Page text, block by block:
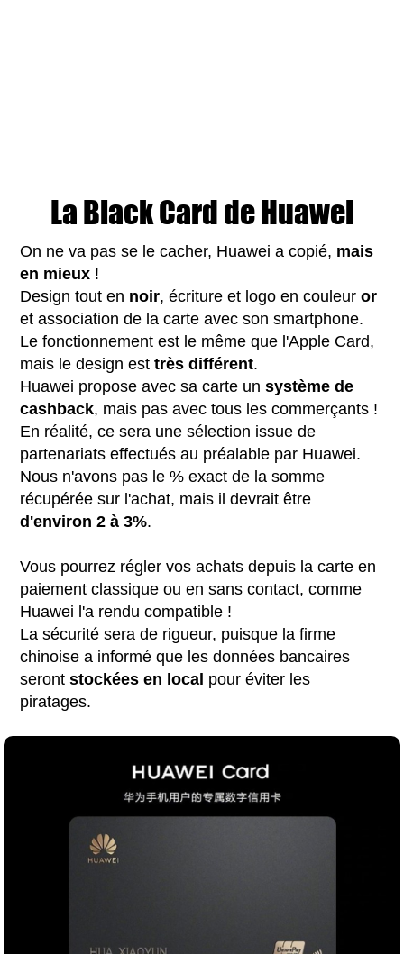
La Black Card de Huawei
On ne va pas se le cacher, Huawei a copié, mais
en mieux !
Design tout en noir, écriture et logo en couleuror
et association de la carte avec son smartphone.
Le fonctionnement est le même que l'Apple Card,
mais le design esttrès différent.
Huawei propose avec sa carte unsystème de
cashback, mais pas avec tous les commerçants !
En réalité, ce sera une sélection issue de
partenariats effectués au préalable par Huawei.
Nous n'avons pas le % exact de la somme
récupérée sur l'achat, mais il devrait être
d'environ 2 à 3%.
Vous pourrez régler vos achats depuis la carte en
paiement classique ou en sans contact, comme
Huawei l'a rendu compatible !
La sécurité sera de rigueur, puisque la firme
chinoise a informé que les données bancaires
serontstockées en local pour éviter les
piratages.